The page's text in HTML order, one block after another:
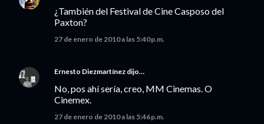
¿También del Festival de Cine Casposo del
Paxton?
27 de enero de 2010 a las 5:40 p.m.
Ernesto Diezmartínez dijo…
No, pos ahí sería, creo, MM Cinemas. O
Cinemex.
27 de enero de 2010 a las 5:46 p.m.